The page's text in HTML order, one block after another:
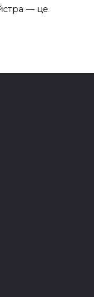
— це